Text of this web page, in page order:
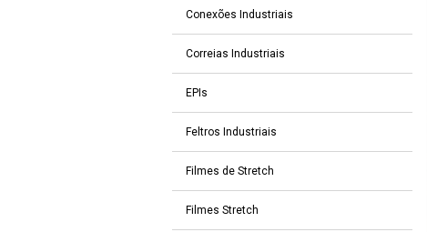
Conexões Industriais
Correias Industriais
EPIs
Feltros Industriais
Filmes de Stretch
Filmes Stretch